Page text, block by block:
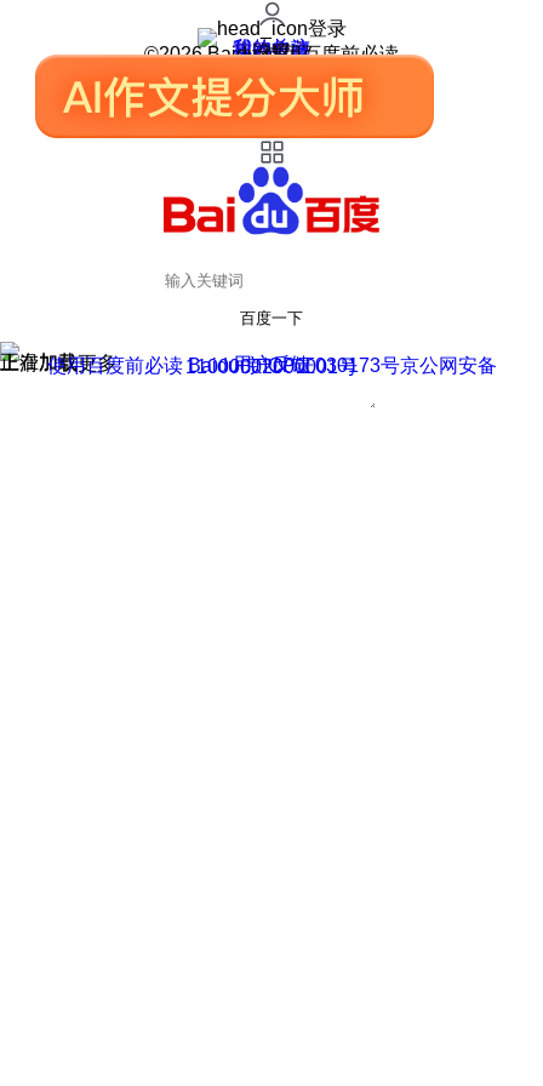
登录
我的关注
我的收藏
皮肤中心
用户反馈
设置
©2026 Baidu 使用百度前必读
百度一下
正在加载
上滑加载更多 用户反馈
使用百度前必读 Baidu 京ICP证030173号
京公网安备11000002000001号